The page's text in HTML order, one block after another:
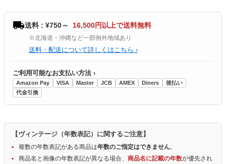
送料 : ¥750～ 16,500円以上で送料無料
※北海道・沖縄など一部例外地域あり
送料・配送について詳しくはこちら ›
ご利用可能なお支払い方法 ›
Amazon Pay VISA Master JCB AMEX Diners
後払い
代金引換
【ヴィンテージ（年数表記）に関するご注意】
複数の年数表記がある商品は年数のご指定はできません。
商品名と画像の年数表記が異なる場合、 商品名に記載の年数が優先され